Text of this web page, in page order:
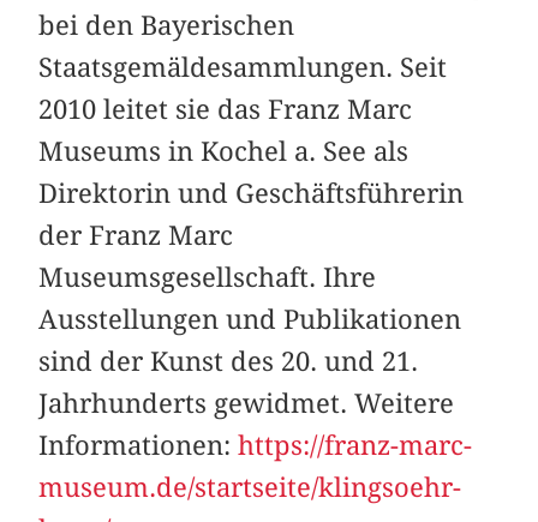
bei den Bayerischen
Staatsgemäldesammlungen. Seit
2010 leitet sie das Franz Marc
Museums in Kochel a. See als
Direktorin und Geschäftsführerin
der Franz Marc
Museumsgesellschaft. Ihre
Ausstellungen und Publikationen
sind der Kunst des 20. und 21.
Jahrhunderts gewidmet. Weitere
Informationen:https://franz-marc-
museum.de/startseite/klingsoehr-